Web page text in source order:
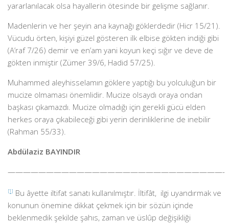
yararlanılacak olsa hayallerin ötesinde bir gelişme sağlanır.
Madenlerin ve her şeyin ana kaynağı göklerdedir (Hicr 15/21).
Vücudu örten, kişiyi güzel gösteren ilk elbise gökten indiği gibi
(A’raf 7/26) demir ve en’am yani koyun keçi sığır ve deve de
gökten inmiştir (Zümer 39/6, Hadid 57/25).
Muhammed aleyhisselamın göklere yaptığı bu yolculuğun bir
mucize olmaması önemlidir. Mucize olsaydı oraya ondan
başkası çıkamazdı. Mucize olmadığı için gerekli gücü elden
herkes oraya çıkabileceği gibi yerin derinliklerine de inebilir
(Rahman 55/33).
Abdülaziz BAYINDIR
————————————————————————————-
[1] Bu âyette iltifat sanatı kullanılmıştır. İltifât, ilgi uyandırmak ve
konunun önemine dikkat çekmek için bir sözün içinde
beklenmedik şekilde şahıs, zaman ve üslûp değişikliği